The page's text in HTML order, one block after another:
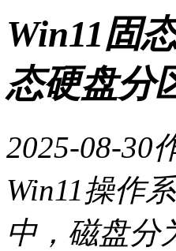
Win11固
态硬盘分
2025-08-30
Win11操作
中，磁盘分